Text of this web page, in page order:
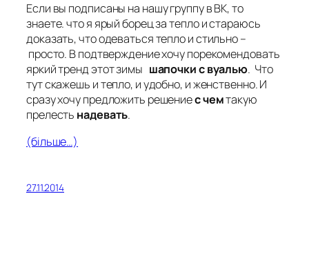
Если вы подписаны на нашу группу в ВК, то
знаете. что я ярый борец за тепло и стараюсь
доказать, что одеваться тепло и стильно –
просто. В подтверждение хочу порекомендовать
яркий тренд этот зимы шапочки с вуалью. Что
тут скажешь и тепло, и удобно, и женственно. И
сразу хочу предложить решениес чемтакую
прелесть надевать.
(більше…)
27.11.2014